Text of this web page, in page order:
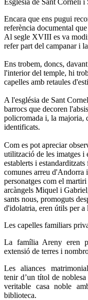
Encara que ens pugui
referència documental
Al segle XVIII es va
refer part del campanar i
Ens trobem, doncs,
l'interior del temple, hi
capelles amb retaules
A l'església de Sant
barrocs que decoren
policromada i, la majoria,
identificats.
Com es pot apreciar
utilització de les imatges i
establerts i
comunes arreu d'Andorra
personatges com el
arcàngels Miquel i
sants nous, promoguts
d'idolatria, eren útils per
Les capelles familiars
La família Areny eren
extensió de terres i
Les aliances
tenir d’un títol de
veritable casa noble
biblioteca.